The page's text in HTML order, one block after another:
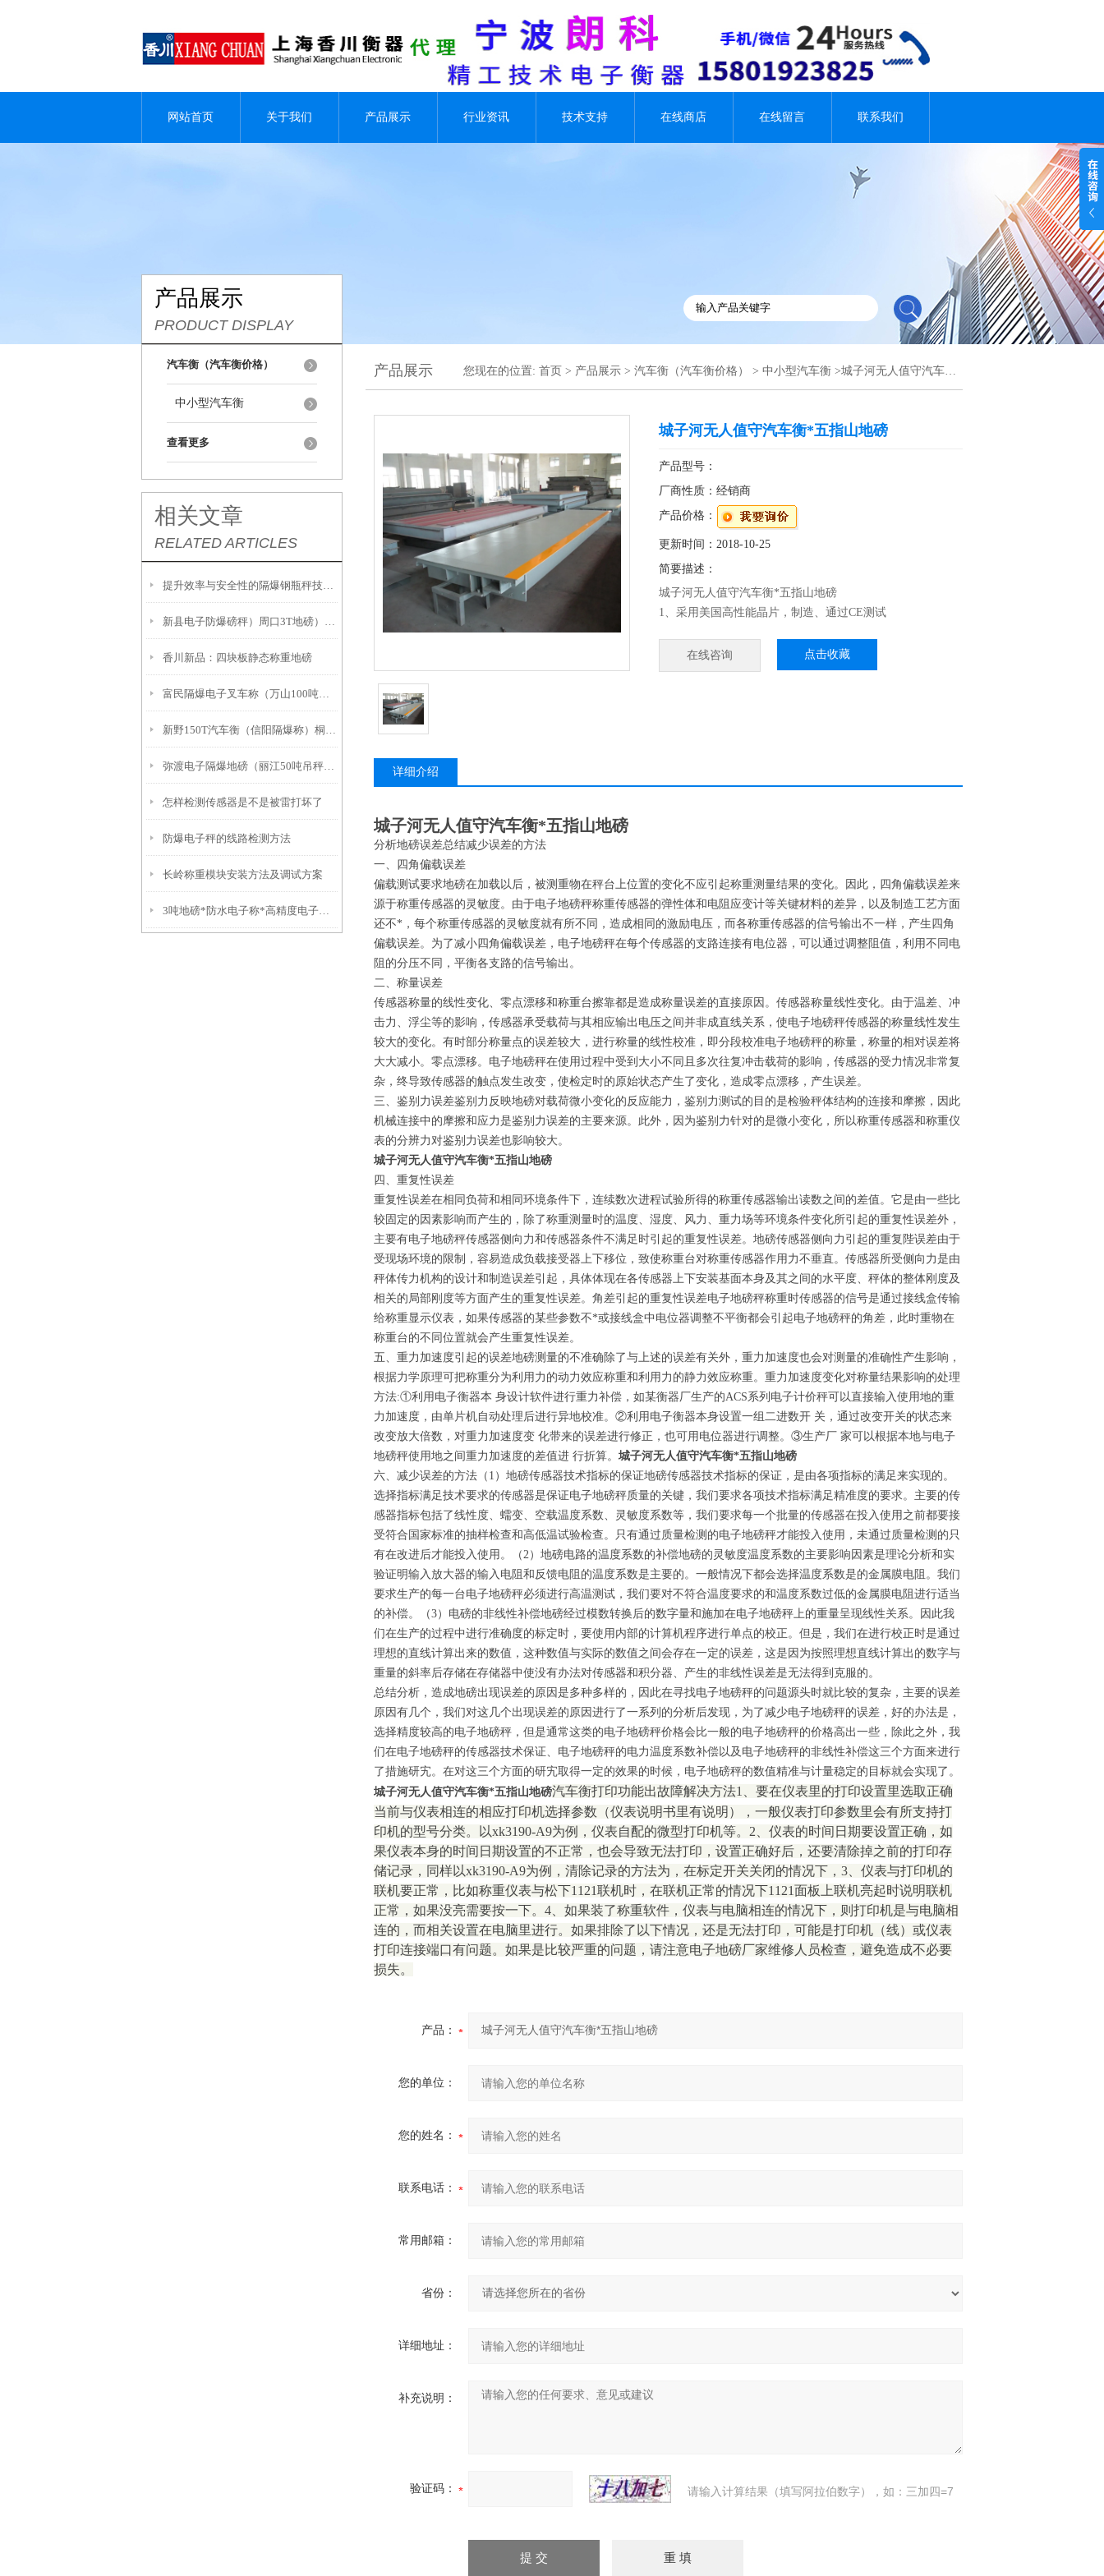
网站首页 关于我们 产品展示 行业资讯 技术支持 在线商店 在线留言 联系我们
产品展示
PRODUCT DISPLAY
汽车衡（汽车衡价格）
中小型汽车衡
查看更多
相关文章
RELATED ARTICLES
提升效率与安全性的隔爆钢瓶秤技术解析
新县电子防爆磅秤）周口3T地磅）息县隔爆桌秤注意事項:
香川新品：四块板静态称重地磅
富民隔爆电子叉车称（万山100吨吊秤）册亨2吨地磅
新野150T汽车衡（信阳隔爆称）桐柏20吨汽车衡故障维修解决方案：
弥渡电子隔爆地磅（丽江50吨吊秤）福贡10吨汽车衡）红塔挂钩称
怎样检测传感器是不是被雷打坏了
防爆电子秤的线路检测方法
长岭称重模块安装方法及调试方案
3吨地磅*防水电子称*高精度电子称*不锈钢叉车秤
产品展示 您现在的位置: 首页 > 产品展示 > 汽车衡（汽车衡价格） > 中小型汽车衡 >城子河无人值守汽车衡*五指山地磅
城子河无人值守汽车衡*五指山地磅
产品型号：
厂商性质：经销商
产品价格：
更新时间：2018-10-25
简要描述：
城子河无人值守汽车衡*五指山地磅
1、采用美国高性能晶片，制造、通过CE测试
产品、肉食品、蔬菜等加工行业 3、外壳不锈刚材料制作，
美观、卫生、高档
在线咨询 点击收藏
详细介绍
城子河无人值守汽车衡*五指山地磅
分析地磅误差总结减少误差的方法
一、四角偏载误差
偏载测试要求地磅在加载以后，被测重物在秤台上位置的变化不应引起称重测量结果的变化。因此，四角偏载误差来
源于称重传感器的灵敏度。由于电子地磅秤称重传感器的弹性体和电阻应变计等关键材料的差异，以及制造工艺方面
还不*，每个称重传感器的灵敏度就有所不同，造成相同的激励电压，而各称重传感器的信号输出不一样，产生四角
偏载误差。为了减小四角偏载误差，电子地磅秤在每个传感器的支路连接有电位器，可以通过调整阻值，利用不同电
阻的分压不同，平衡各支路的信号输出。
二、称量误差
传感器称量的线性变化、零点漂移和称重台擦靠都是造成称量误差的直接原因。传感器称量线性变化。由于温差、冲
击力、浮尘等的影响，传感器承受载荷与其相应输出电压之间并非成直线关系，使电子地磅秤传感器的称量线性发生
较大的变化。有时部分称量点的误差较大，进行称量的线性校准，即分段校准电子地磅秤的称量，称量的相对误差将
大大减小。零点漂移。电子地磅秤在使用过程中受到大小不同且多次往复冲击载荷的影响，传感器的受力情况非常复
杂，终导致传感器的触点发生改变，使检定时的原始状态产生了变化，造成零点漂移，产生误差。
三、鉴别力误差鉴别力反映地磅对载荷微小变化的反应能力，鉴别力测试的目的是检验秤体结构的连接和摩擦，因此
机械连接中的摩擦和应力是鉴别力误差的主要来源。此外，因为鉴别力针对的是微小变化，所以称重传感器和称重仪
表的分辨力对鉴别力误差也影响较大。
城子河无人值守汽车衡*五指山地磅
四、重复性误差
重复性误差在相同负荷和相同环境条件下，连续数次进程试验所得的称重传感器输出读数之间的差值。它是由一些比
较固定的因素影响而产生的，除了称重测量时的温度、湿度、风力、重力场等环境条件变化所引起的重复性误差外，
主要有电子地磅秤传感器侧向力和传感器条件不满足时引起的重复性误差。地磅传感器侧向力引起的重复陛误差由于
受现场环境的限制，容易造成负载接受器上下移位，致使称重台对称重传感器作用力不垂直。传感器所受侧向力是由
秤体传力机构的设计和制造误差引起，具体体现在各传感器上下安装基面本身及其之间的水平度、秤体的整体刚度及
相关的局部刚度等方面产生的重复性误差。角差引起的重复性误差电子地磅秤称重时传感器的信号是通过接线盒传输
给称重显示仪表，如果传感器的某些参数不*或接线盒中电位器调整不平衡都会引起电子地磅秤的角差，此时重物在
称重台的不同位置就会产生重复性误差。
五、重力加速度引起的误差地磅测量的不准确除了与上述的误差有关外，重力加速度也会对测量的准确性产生影响，
根据力学原理可把称重分为利用力的动力效应称重和利用力的静力效应称重。重力加速度变化对称量结果影响的处理
方法:①利用电子衡器本 身设计软件进行重力补偿，如某衡器厂生产的ACS系列电子计价秤可以直接输入使用地的重
力加速度，由单片机自动处理后进行异地校准。②利用电子衡器本身设置一组二进数开 关，通过改变开关的状态来
改变放大倍数，对重力加速度变 化带来的误差进行修正，也可用电位器进行调整。③生产厂 家可以根据本地与电子
地磅秤使用地之间重力加速度的差值进 行折算。 城子河无人值守汽车衡*五指山地磅
六、减少误差的方法（1）地磅传感器技术指标的保证地磅传感器技术指标的保证，是由各项指标的满足来实现的。
选择指标满足技术要求的传感器是保证电子地磅秤质量的关键，我们要求各项技术指标满足精准度的要求。主要的传
感器指标包括了线性度、蠕变、空载温度系数、灵敏度系数等，我们要求每一个批量的传感器在投入使用之前都要接
受符合国家标准的抽样检查和高低温试验检查。只有通过质量检测的电子地磅秤才能投入使用，未通过质量检测的只
有在改进后才能投入使用。（2）地磅电路的温度系数的补偿地磅的灵敏度温度系数的主要影响因素是理论分析和实
验证明输入放大器的输入电阻和反馈电阻的温度系数是主要的。一般情况下都会选择温度系数是的金属膜电阻。我们
要求生产的每一台电子地磅秤必须进行高温测试，我们要对不符合温度要求的和温度系数过低的金属膜电阻进行适当
的补偿。（3）电磅的非线性补偿地磅经过模数转换后的数字量和施加在电子地磅秤上的重量呈现线性关系。因此我
们在生产的过程中进行准确度的标定时，要使用内部的计算机程序进行单点的校正。但是，我们在进行校正时是通过
理想的直线计算出来的数值，这种数值与实际的数值之间会存在一定的误差，这是因为按照理想直线计算出的数字与
重量的斜率后存储在存储器中使没有办法对传感器和积分器、产生的非线性误差是无法得到克服的。
总结分析，造成地磅出现误差的原因是多种多样的，因此在寻找电子地磅秤的问题源头时就比较的复杂，主要的误差
原因有几个，我们对这几个出现误差的原因进行了一系列的分析后发现，为了减少电子地磅秤的误差，好的办法是，
选择精度较高的电子地磅秤，但是通常这类的电子地磅秤价格会比一般的电子地磅秤的价格高出一些，除此之外，我
们在电子地磅秤的传感器技术保证、电子地磅秤的电力温度系数补偿以及电子地磅秤的非线性补偿这三个方面来进行
了措施研宄。在对这三个方面的研宄取得一定的效果的时候，电子地磅秤的数值精准与计量稳定的目标就会实现了。
城子河无人值守汽车衡*五指山地磅汽车衡打印功能出故障解决方法1、要在仪表里的打印设置里选取正确
当前与仪表相连的相应打印机选择参数（仪表说明书里有说明），一般仪表打印参数里会有所支持打
印机的型号分类。以xk3190-A9为例，仪表自配的微型打印机等。2、仪表的时间日期要设置正确，如
果仪表本身的时间日期设置的不正常，也会导致无法打印，设置正确好后，还要清除掉之前的打印存
储记录，同样以xk3190-A9为例，清除记录的方法为，在标定开关关闭的情况下，3、仪表与打印机的
联机要正常，比如称重仪表与松下1121联机时，在联机正常的情况下1121面板上联机亮起时说明联机
正常，如果没亮需要按一下。4、如果装了称重软件，仪表与电脑相连的情况下，则打印机是与电脑相
连的，而相关设置在电脑里进行。如果排除了以下情况，还是无法打印，可能是打印机（线）或仪表
打印连接端口有问题。如果是比较严重的问题，请注意电子地磅厂家维修人员检查，避免造成不必要
损失。
产品：
您的单位：
您的姓名：
联系电话：
常用邮箱：
省份：
详细地址：
补充说明：
验证码： 请输入计算结果（填写阿拉伯数字），如：三加四=7